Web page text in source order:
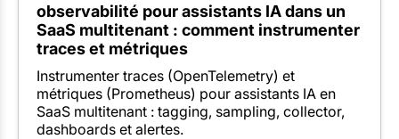
observabilité pour assistants IA dans un
SaaS multitenant : comment instrumenter
traces et métriques
Instrumenter traces (OpenTelemetry) et
métriques (Prometheus) pour assistants IA en
SaaS multitenant : tagging, sampling, collector,
dashboards et alertes.